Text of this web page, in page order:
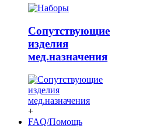
Сопутствующие
изделия
мед.назначения
+
FAQ/Помощь